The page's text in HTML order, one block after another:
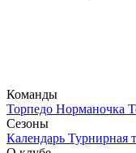
Команды
Торпедо Норманочка
Сезоны
Календарь Турнирная